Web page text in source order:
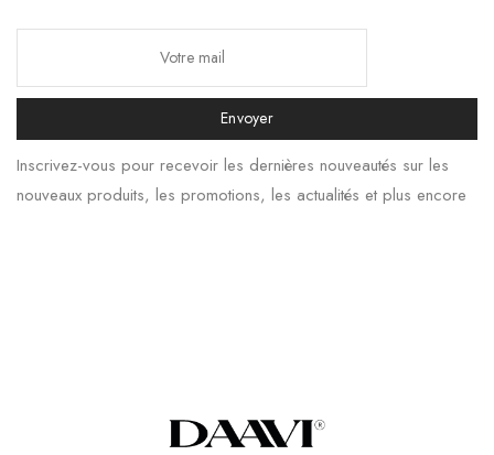
Envoyer
Inscrivez-vous pour recevoir les dernières nouveautés sur les
nouveaux produits, les promotions, les actualités et plus encore